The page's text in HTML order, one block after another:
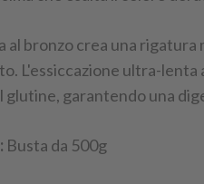
al bronzo crea una
L'essiccazione ultra-
garantendo una
Busta da 500g